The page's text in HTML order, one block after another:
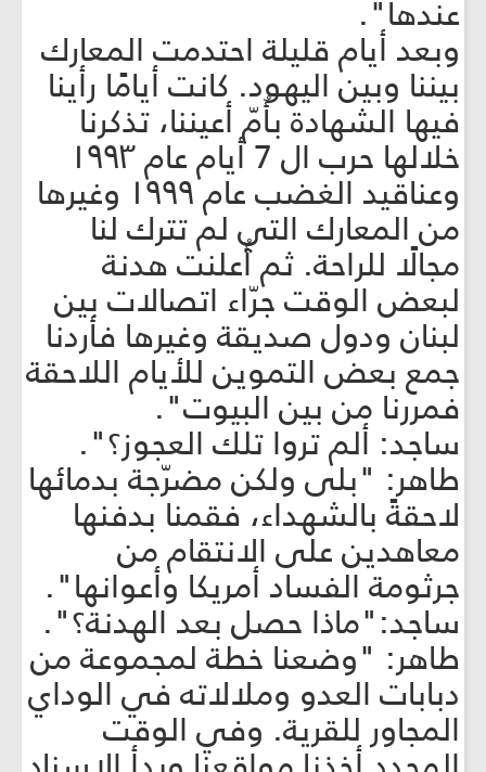
عندها".
وبعد أيام قليلة احتدمت المعارك
بيننا وبين اليهود. كانت أيامًا رأينا
فيها الشهادة بأُمّ أعيننا، تذكرنا
خلالها حرب ال 7 أيام عام ۱۹۹۳
وعناقيد الغضب عام ۱۹۹۹ وغيرها
من المعارك التي لم تترك لنا
مجالًا للراحة. ثم أُعلنت هدنة
لبعض الوقت جرّاء اتصالات بين
لبنان ودول صديقة وغيرها فأردنا
جمع بعض التموين للأيام اللاحقة
فمررنا من بين البيوت".
ساجد: ألم تروا تلك العجوز؟".
طاهر: "بلى ولكن مضرّجة بدمائها
لاحقةً بالشهداء، فقمنا بدفنها
معاهدين على الانتقام من
جرثومة الفساد أمريكا وأعوانها".
ساجد:"ماذا حصل بعد الهدنة؟".
طاهر: "وضعنا خطة لمجموعة من
دبابات العدو وملالاته في الوداي
المجاور للقرية. وفي الوقت